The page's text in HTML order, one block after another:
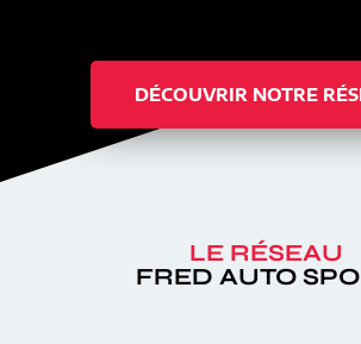
DÉCOUVRIR NOTRE
LE RÉSEAU
FRED AUTO